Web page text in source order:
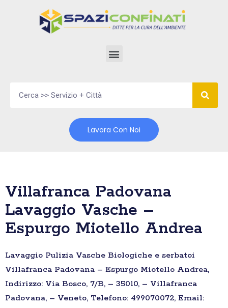
Lavora Con Noi
Villafranca Padovana
Lavaggio Vasche –
Espurgo Miotello Andrea
Lavaggio Pulizia Vasche Biologiche e serbatoi
Villafranca Padovana – Espurgo Miotello Andrea,
Indirizzo: Via Bosco, 7/B, – 35010, – Villafranca
Padovana, – Veneto, Telefono: 499070072, Email: